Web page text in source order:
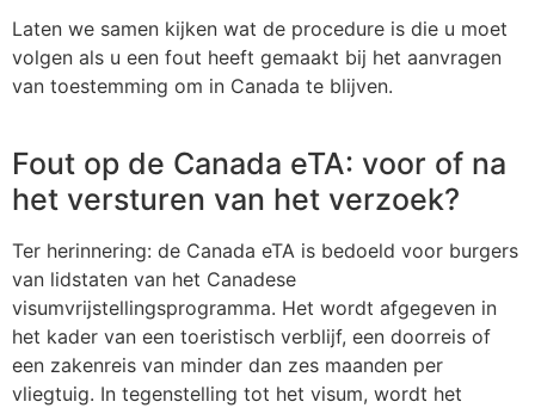
Laten we samen kijken wat de procedure is die u moet
volgen als u een fout heeft gemaakt bij het aanvragen
van toestemming om in Canada te blijven.
Fout op de Canada eTA: voor of na
het versturen van het verzoek?
Ter herinnering: de Canada eTA is bedoeld voor burgers
van lidstaten van het Canadese
visumvrijstellingsprogramma. Het wordt afgegeven in
het kader van een toeristisch verblijf, een doorreis of
een zakenreis van minder dan zes maanden per
vliegtuig. In tegenstelling tot het visum, wordt het